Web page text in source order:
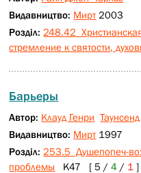
Видавництво: Мирт2003
Розділ: 248.42
стремление к святости,
Барьеры
Автор: Клауд Генри
Видавництво: Мирт1997
Розділ: 253.5 Душепопеч-
проблемы К47 [ 5 /4 / 1]